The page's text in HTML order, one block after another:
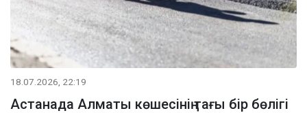
18.07.2026, 22:19
Астанада Алматы көшесінің тағы бір бөлігі